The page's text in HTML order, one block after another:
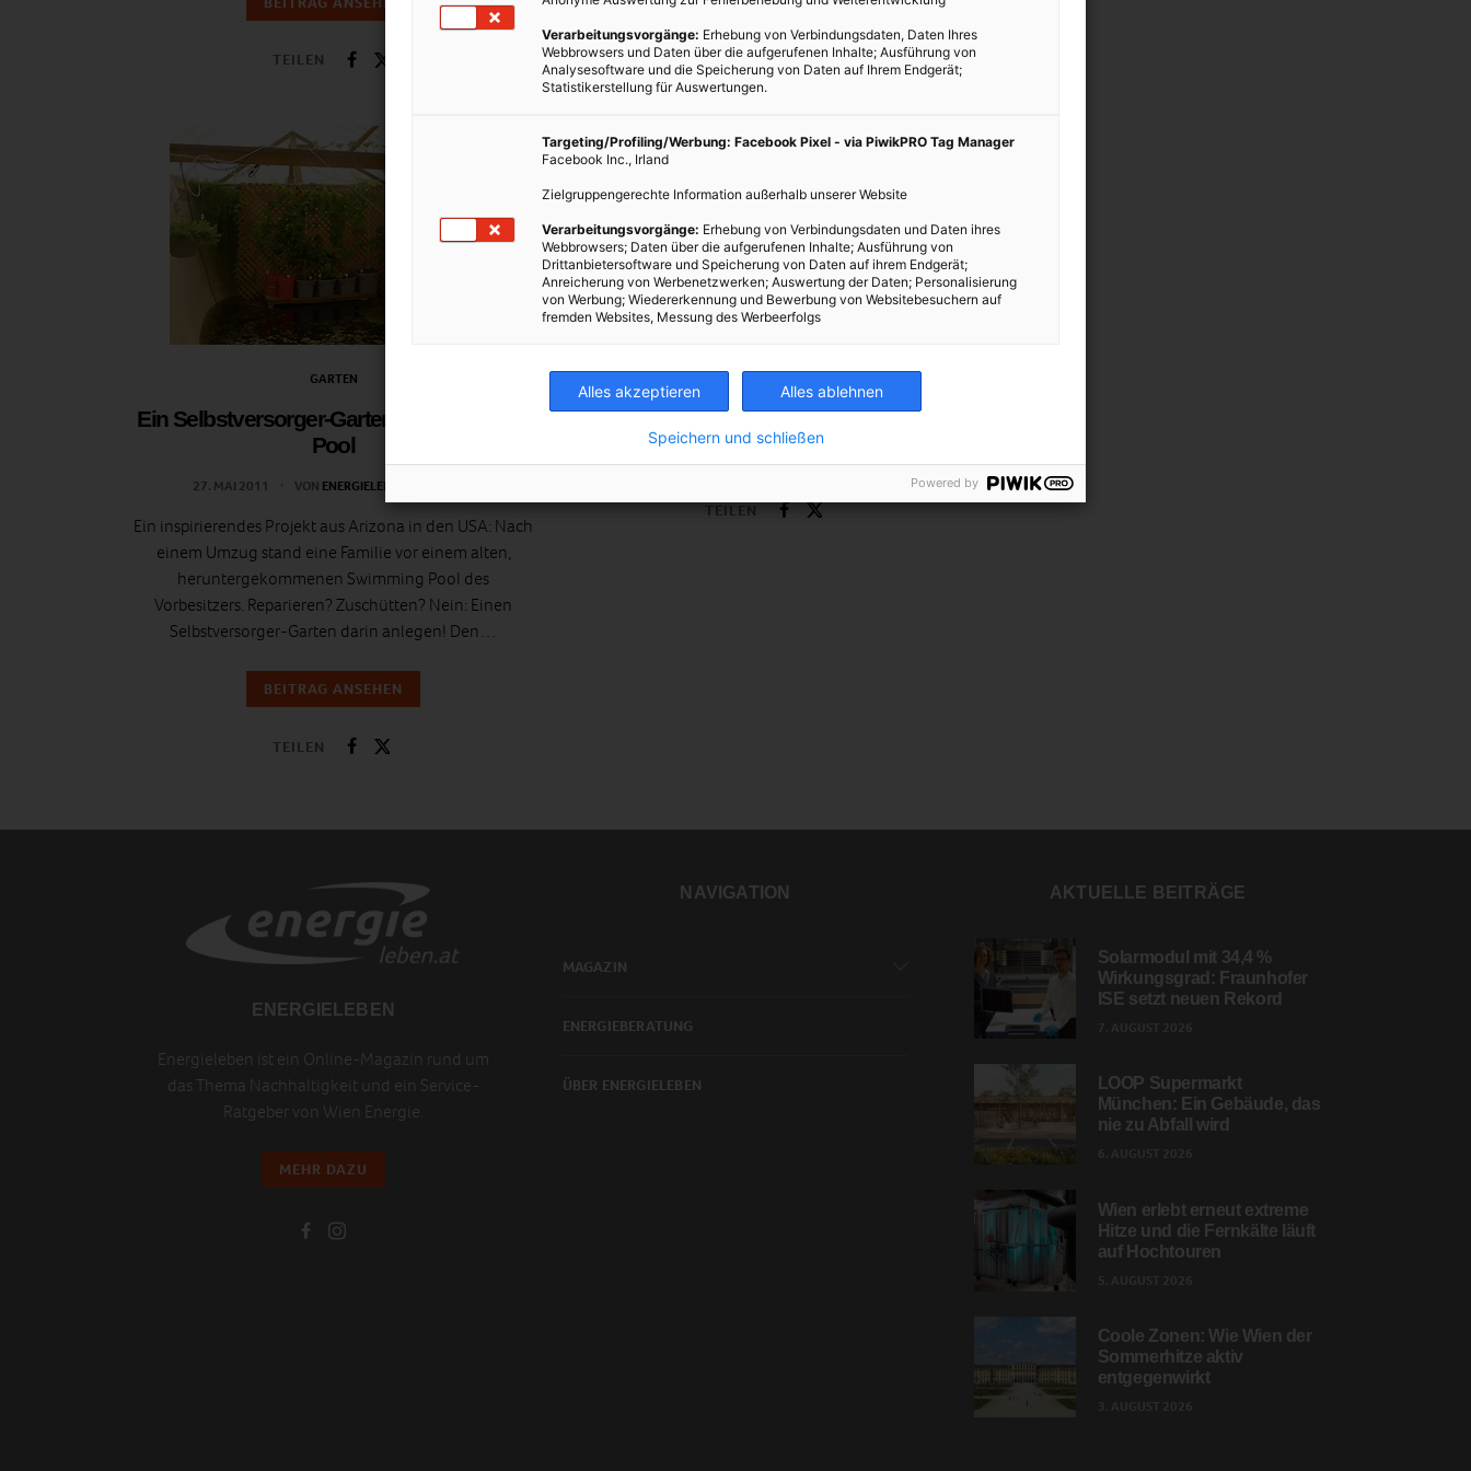
TEILEN
GARTEN
Ein Selbstversorger-Garten im Swimming
Pool
27. MAI 2011 VON ENERGIELEBEN REDAKTION
Ein inspirierendes Projekt aus Arizona in den USA: Nach
einem Umzug stand eine Familie vor einem alten,
heruntergekommenen Swimming Pool des
Vorbesitzers. Reparieren? Zuschütten? Nein: Einen
Selbstversorger-Garten darin anlegen! Den…
BEITRAG ANSEHEN
TEILEN
ERNÄHRUNG
Mehr Muscheln auf unsere Teller!
22. MÄRZ 2017 ENERGIELEBEN REDAKTION
Was haben Muscheln mit einer nachhaltigeren
Lebensmittelproduktion zu tun?
TEILEN
ENERGIELEBEN
Energieleben ist ein Online-Magazin rund um
das Thema Nachhaltigkeit und ein Service-
Ratgeber von Wien Energie.
MEHR DAZU
NAVIGATION
MAGAZIN
ENERGIEBERATUNG
ÜBER ENERGIELEBEN
AKTUELLE BEITRÄGE
Solarmodul mit 34,4 %
Wirkungsgrad: Fraunhofer
ISE setzt neuen Rekord
LOOP Supermarkt
München: Ein Gebäude, das
nie zu Abfall wird
Wien erlebt erneut extreme
Hitze und die Fernkälte läuft
auf Hochtouren
Coole Zonen: Wie Wien der
Sommerhitze aktiv
entgegenwirkt
Verarbeitungsvorgänge: Erhebung von Verbindungsdaten, Daten Ihres
Webbrowsers und Daten über die aufgerufenen Inhalte; Ausführung von
Analysesoftware und die Speicherung von Daten auf Ihrem Endgerät;
Statistikerstellung für Auswertungen.
Targeting/Profiling/Werbung: Facebook Pixel - via PiwikPRO Tag Manager
Facebook Inc., Irland
Zielgruppengerechte Information außerhalb unserer Website
Verarbeitungsvorgänge: Erhebung von Verbindungsdaten und Daten ihres
Webbrowsers; Daten über die aufgerufenen Inhalte; Ausführung von
Drittanbietersoftware und Speicherung von Daten auf ihrem Endgerät;
Anreicherung von Werbenetzwerken; Auswertung der Daten; Personalisierung
von Werbung; Wiedererkennung und Bewerbung von Websitebesuchern auf
fremden Websites, Messung des Werbeerfolgs
Alles akzeptieren Alles ablehnen
Speichern und schließen
Powered by